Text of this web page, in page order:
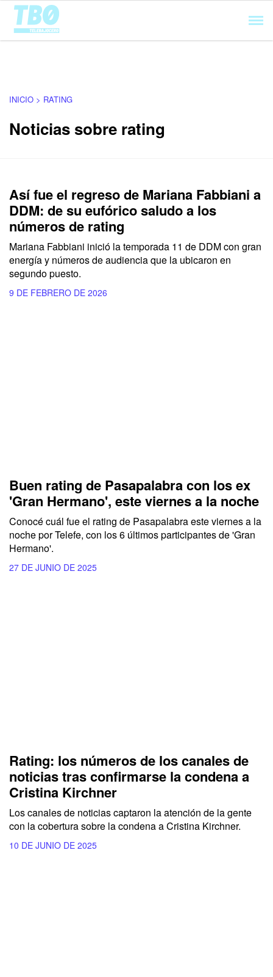
Cargando...
INICIO > RATING
Noticias sobre rating
Así fue el regreso de Mariana Fabbiani a
DDM: de su eufórico saludo a los
números de rating
Mariana Fabbiani inició la temporada 11 de DDM con gran
energía y números de audiencia que la ubicaron en
segundo puesto.
9 DE FEBRERO DE 2026
Buen rating de Pasapalabra con los ex
'Gran Hermano', este viernes a la noche
Conocé cuál fue el rating de Pasapalabraeste viernes a la
noche porTelefe, con los 6 últimos participantes de'Gran
Hermano'.
27 DE JUNIO DE 2025
Rating: los números de los canales de
noticias tras confirmarse la condena a
Cristina Kirchner
Los canales de noticias captaron la atención de la gente
con la cobertura sobre la condena a Cristina Kirchner.
10 DE JUNIO DE 2025